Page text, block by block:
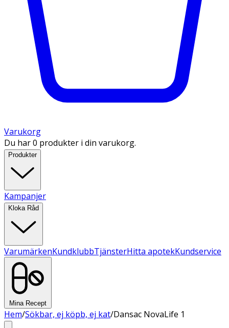
Varukorg
Du har 0 produkter i din varukorg.
Produkter
Kampanjer
Kloka Råd
VarumärkenKundklubbTjänsterHitta apotekKundservice
Mina Recept
Hem/Sökbar, ej köpb, ej kat/Dansac NovaLife 1